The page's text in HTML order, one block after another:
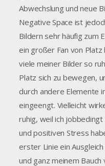
Abwechslung und neue
Negative Space ist
Bildern sehr häufig zum
ein großer Fan von Platz
viele meiner Bilder so
Platz sich zu bewegen,
durch andere Elemente
eingeengt. Vielleicht
ruhig, weil ich
und positiven Stress
erster Linie ein
und ganz meinem